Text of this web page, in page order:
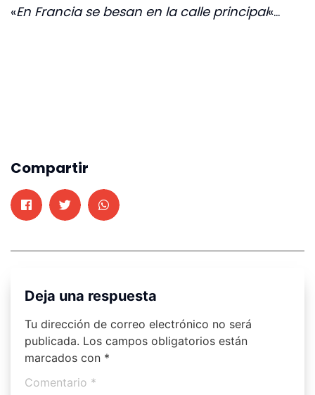
«En Francia se besan en la calle principal«…
Compartir
Deja una respuesta
Tu dirección de correo electrónico no será
publicada. Los campos obligatorios están
marcados con *
Comentario *